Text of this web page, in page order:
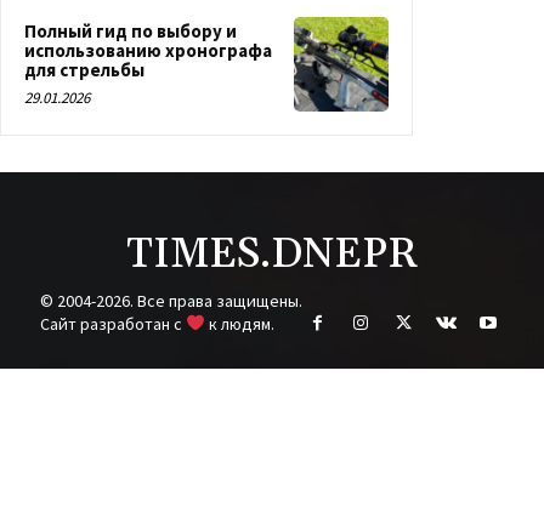
Полный гид по выбору и
использованию хронографа
для стрельбы
29.01.2026
TIMES.DNEPR
© 2004-2026. Все права защищены.
Cайт разработан с
к людям.